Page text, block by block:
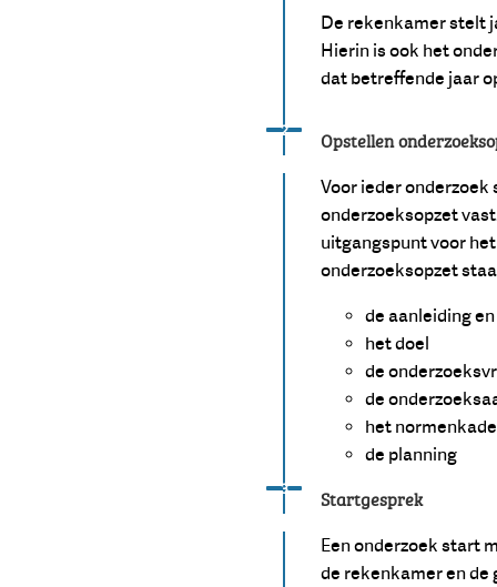
De rekenkamer stelt
Hierin is ook het
dat betreffende jaar
Opstellen
Status: Actief
Opvolgingsnummer:
2
Voor ieder
onderzoeksopzet
uitgangspunt voor
onderzoeksopzet
de aanleiding
het doel
de
de
het
de planning
Startgesprek
Status: Actief
Opvolgingsnummer:
3
Een onderzoek start
de rekenkamer en de